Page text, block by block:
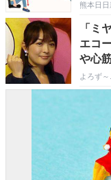
熊本日日
「ミ
エコ
や心
よろず